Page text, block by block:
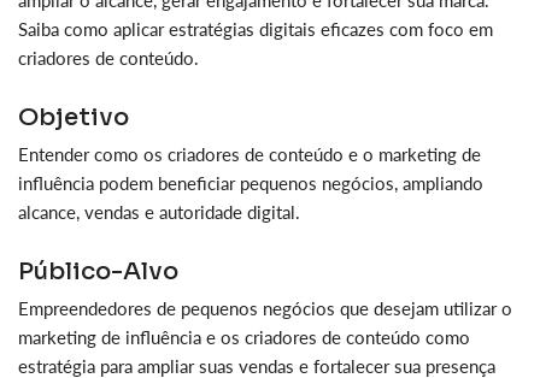
Saiba como aplicar estratégias digitais eficazes com foco em
criadores de conteúdo.
Objetivo
Entender como os criadores de conteúdo e o marketing de
influência podem beneficiar pequenos negócios, ampliando
alcance, vendas e autoridade digital.
Público-Alvo
Empreendedores de pequenos negócios que desejam utilizar o
marketing de influência e os criadores de conteúdo como
estratégia para ampliar suas vendas e fortalecer sua presença